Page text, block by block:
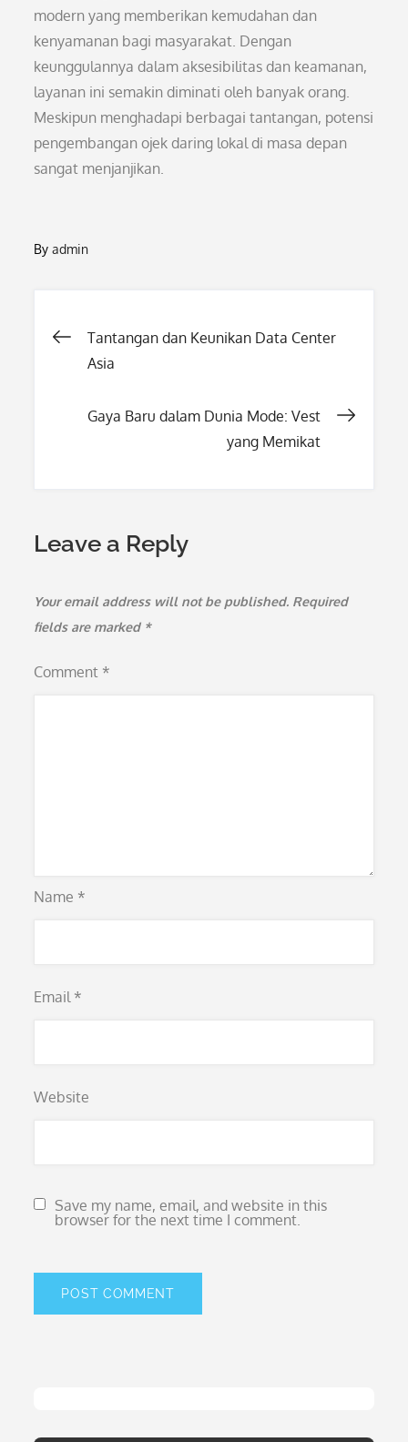
modern yang memberikan kemudahan dan
kenyamanan bagi masyarakat. Dengan
keunggulannya dalam aksesibilitas dan keamanan,
layanan ini semakin diminati oleh banyak orang.
Meskipun menghadapi berbagai tantangan, potensi
pengembangan ojek daring lokal di masa depan
sangat menjanjikan.
Byadmin
Post
Tantangan dan Keunikan Data Center
Asia
Gaya Baru dalam Dunia Mode: Vest
yang Memikat
Leave a Reply
Your email address will not be published. Required
fields are marked *
Comment *
Name *
Email *
Website
Save my name, email, and website in this
browser for the next time I comment.